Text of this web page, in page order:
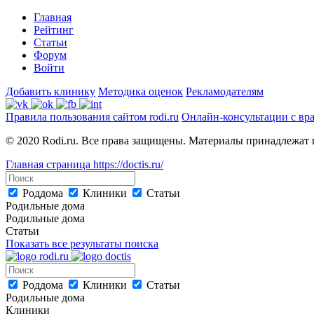
Главная
Рейтинг
Статьи
Форум
Войти
Добавить клинику Методика оценок Рекламодателям
Правила пользования сайтом rodi.ru Онлайн-консультации с
© 2020 Rodi.ru. Все права защищены. Материалы принадлежат
Главная страница https://doctis.ru/
Роддома Клиники
Статьи
Родильные дома
Родильные дома
Статьи
Показать все результаты поиска
Роддома Клиники
Статьи
Родильные дома
Клиники